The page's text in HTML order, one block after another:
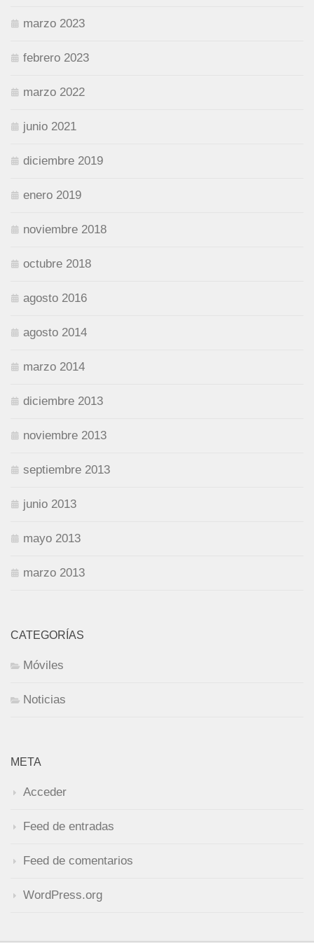
marzo 2023
febrero 2023
marzo 2022
junio 2021
diciembre 2019
enero 2019
noviembre 2018
octubre 2018
agosto 2016
agosto 2014
marzo 2014
diciembre 2013
noviembre 2013
septiembre 2013
junio 2013
mayo 2013
marzo 2013
CATEGORÍAS
Móviles
Noticias
META
Acceder
Feed de entradas
Feed de comentarios
WordPress.org